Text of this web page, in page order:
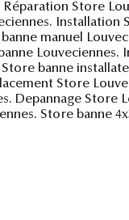
Réparation Store
Installation
manuel
Louveciennes.
banne
Store
Depannage Store
Store banne